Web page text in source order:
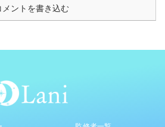
メントを書き込む